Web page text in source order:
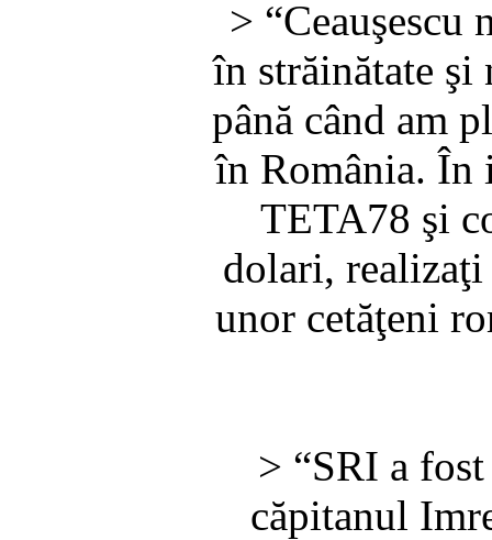
>
în străinătate şi
până când am
în România. În
TETA78 şi
dolari, realizaţi
unor cetăţeni
> “SRI a
căpitanul